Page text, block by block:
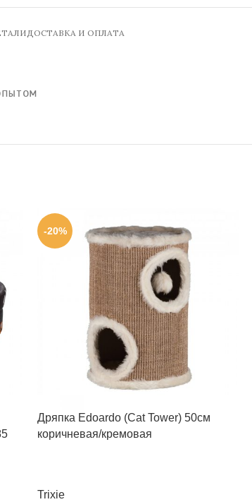
ДОСТАВКА И ОПЛАТА
-20%
Дряпка Edoardo (Cat Tower) 50см
коричневая/кремовая
Trixie